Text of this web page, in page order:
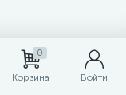
0
Корзина Войти